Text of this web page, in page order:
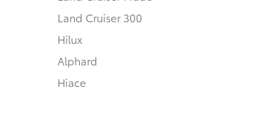
Land Cruiser 300
Hilux
Alphard
Hiace